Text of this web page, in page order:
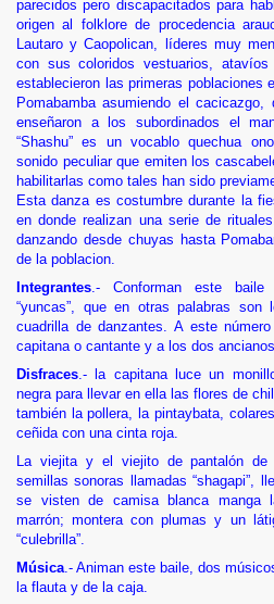
parecidos pero discapacitados para
origen al folklore de procedencia
Lautaro y Caopolican, líderes muy
con sus coloridos vestuarios,
establecieron las primeras poblaciones
Pomabamba asumiendo el
enseñaron a los subordinados el
“Shashu” es un vocablo quechua
sonido peculiar que emiten los
habilitarlas como tales han sido
Esta danza es costumbre durante la
en donde realizan una serie de
danzando desde chuyas hasta
de la poblacion.
Integrantes.- Conforman este baile
“yuncas”, que en otras palabras
cuadrilla de danzantes. A este
capitana o cantante y a los dos
Disfraces.- la capitana luce un
negra para llevar en ella las flores de
también la pollera, la pintaybata,
ceñida con una cinta roja.
La viejita y el viejito de pantalón de
semillas sonoras llamadas “shagapi”,
se visten de camisa blanca manga
marrón; montera con plumas y un
“culebrilla”.
Música.- Animan este baile, dos
la flauta y de la caja.